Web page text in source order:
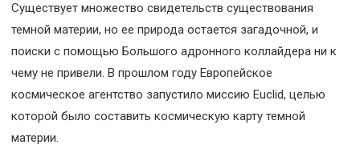
Существует множество свидетельств существования
темной материи, но ее природа остается загадочной, и
поиски с помощью Большого адронного коллайдера ни к
чему не привели. В прошлом году Европейское
космическое агентство запустило миссию Euclid, целью
которой было составить космическую карту темной
материи.